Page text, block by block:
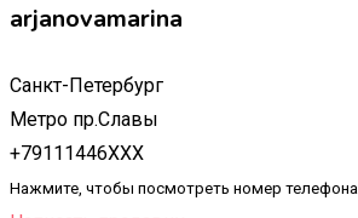
arjanovamarina
Санкт-Петербург
Метро пр.Славы
+79111446XXX
Нажмите, чтобы посмотреть номер телефона